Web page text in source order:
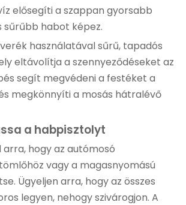
elősegíti a szappan gyorsabb
sűrűbb habot képez.
használatával sűrű, tapadós
eltávolítja a szennyeződéseket az
segít megvédeni a festéket a
megkönnyíti a mosás hátralévő
a habpisztolyt
arra, hogy az autómosó
vagy a magasnyomású
Ügyeljen arra, hogy az összes
legyen, nehogy szivárogjon. A